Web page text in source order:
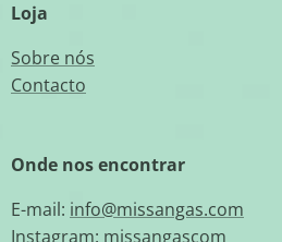
Loja
Sobre nós
Contacto
Onde nos encontrar
E-mail: info@missangas.com
Instagram: missangascom